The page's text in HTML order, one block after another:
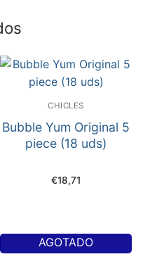
CHICLES
Bubble Yum Original 5
piece (18 uds)
€18,71
AGOTADO